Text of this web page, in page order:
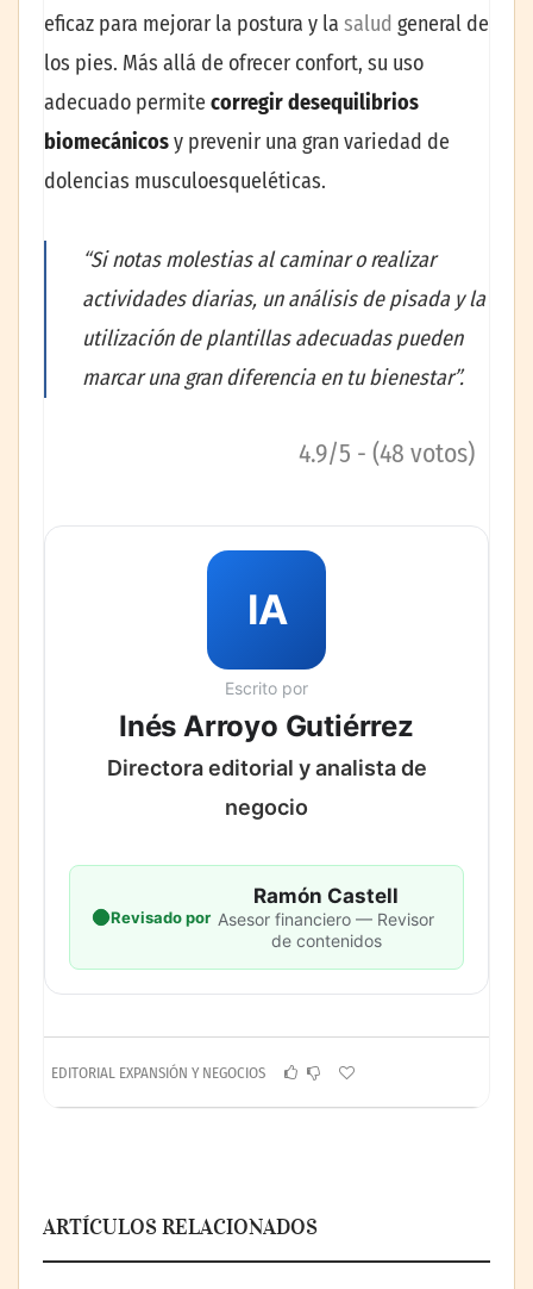
eficaz para mejorar la postura y la salud general de
los pies. Más allá de ofrecer confort, su uso
adecuado permite corregir desequilibrios
biomecánicosy prevenir una gran variedad de
dolencias musculoesqueléticas.
“Si notas molestias al caminar o realizar
actividades diarias, un análisis de pisada y la
utilización de plantillas adecuadas pueden
marcar una gran diferencia en tu bienestar”.
4.9/5 - (48 votos)
IA
Escrito por
Inés Arroyo Gutiérrez
Directora editorial y analista de
negocio
Revisado por
Ramón Castell
Asesor financiero — Revisor
de contenidos
EDITORIAL EXPANSIÓN Y NEGOCIOS
ARTÍCULOS RELACIONADOS